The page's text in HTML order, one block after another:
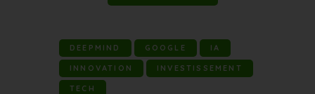
DEEPMIND GOOGLE IA
INNOVATION INVESTISSEMENT
TECH